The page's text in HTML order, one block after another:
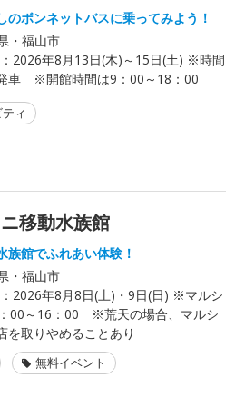
のボンネットバスに乗ってみよう！
・福山市
2026年8月13日(木)～15日(土) ※時間
車 ※開館時間は9：00～18：00
ィ
移動水族館
族館でふれあい体験！
・福山市
2026年8月8日(土)・9日(日) ※マルシ
00～16：00 ※荒天の場合、マルシ
を取りやめることあり
無料イベント